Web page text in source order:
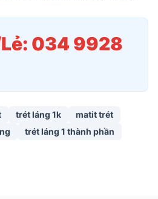
034 9928
trét láng 1k
matit trét
trét láng 1 thành phần